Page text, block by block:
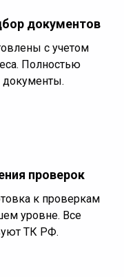
документов
с учетом
Полностью
документы.
проверок
к проверкам
уровне. Все
ТК РФ.